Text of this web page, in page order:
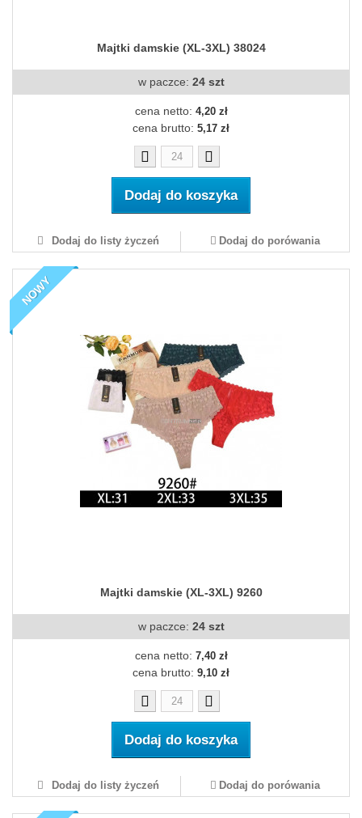
Majtki damskie (XL-3XL) 38024
w paczce: 24 szt
cena netto: 4,20 zł
cena brutto: 5,17 zł
Dodaj do koszyka
Dodaj do listy życzeń Dodaj do porówania
NOWY
Majtki damskie (XL-3XL) 9260
w paczce: 24 szt
cena netto: 7,40 zł
cena brutto: 9,10 zł
Dodaj do koszyka
Dodaj do listy życzeń Dodaj do porówania